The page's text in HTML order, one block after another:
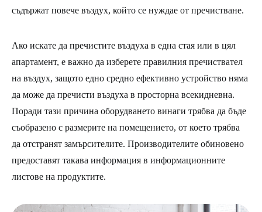
съдържат повече въздух, който се нуждае от пречистване.
Ако искате да пречистите въздуха в една стая или в цял
апартамент, е важно да изберете правилния пречиствател
на въздух, защото едно средно ефективно устройство няма
да може да пречисти въздуха в просторна всекидневна.
Поради тази причина оборудването винаги трябва да бъде
съобразено с размерите на помещението, от което трябва
да отстранят замърсителите. Производителите обиновено
предоставят такава информация в информационните
листове на продуктите.